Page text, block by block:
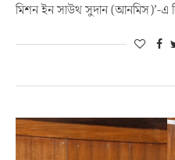
মিশন ইন সাউথ সুদান (আনমিস)’-এ